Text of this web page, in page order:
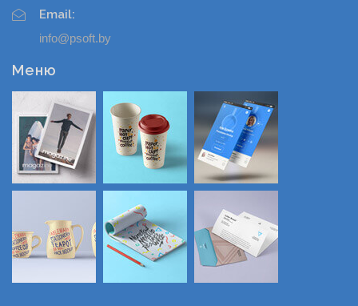
Email:
info@psoft.by
Меню